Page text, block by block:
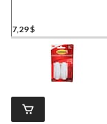
7,29 $